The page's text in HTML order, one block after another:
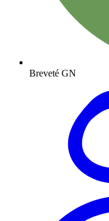
Breveté GN